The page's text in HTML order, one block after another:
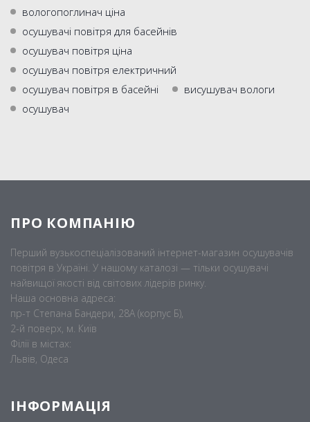
вологопоглинач ціна
осушувачі повітря для басейнів
осушувач повітря ціна
осушувач повітря електричний
осушувач повітря в басейні
висушувач вологи
осушувач
ПРО КОМПАНІЮ
Перший вузькоспеціалізований інтернет-магазин осушувачів
повітря в Україні. У нашому каталозі — тільки осушувачі
найвищої якості від світових лідерів ринку.
Наша основна адреса:
пр-т Степана Бандери, 28А (корпус Б),
2-й поверх, м. Київ
Філії в містах:
Львів, Одеса
ІНФОРМАЦІЯ